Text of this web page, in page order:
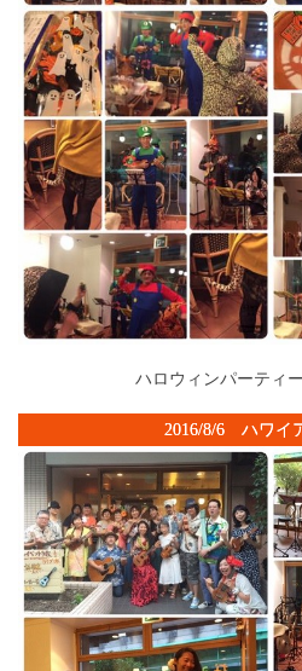
ハロウィンパーティ
2016/8/6 ハワイ